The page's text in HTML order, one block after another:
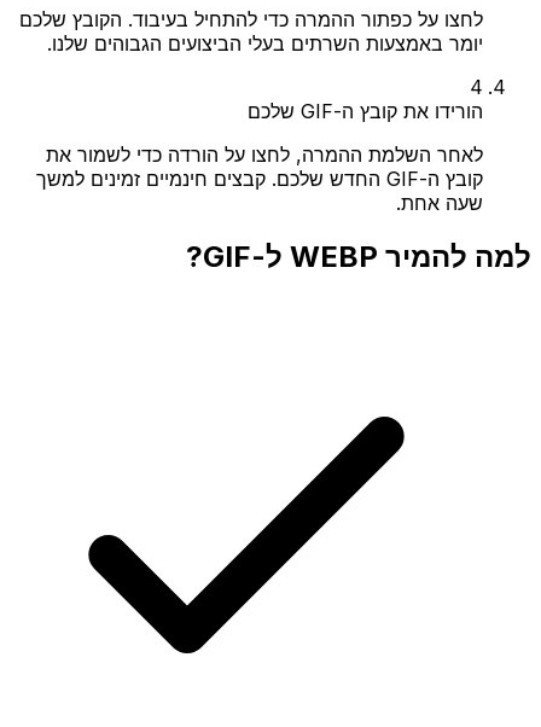
לחצו על כפתור ההמרה כדי להתחיל בעיבוד. הקובץ שלכם
יומר באמצעות השרתים בעלי הביצועים הגבוהים שלנו.
4
הורידו את קובץ ה-GIF שלכם
לאחר השלמת ההמרה, לחצו על הורדה כדי לשמור את
קובץ ה-GIF החדש שלכם. קבצים חינמיים זמינים למשך
שעה אחת.
למה להמיר WEBP ל-GIF?